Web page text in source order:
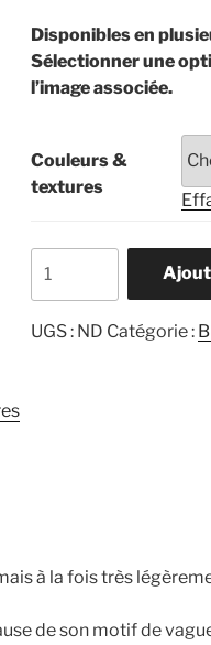
Disponibles en
Sélectionner une
l’image associée.
Couleurs &
textures
de
stones
UGS : ND Catégorie :
à la fois très
de son motif de